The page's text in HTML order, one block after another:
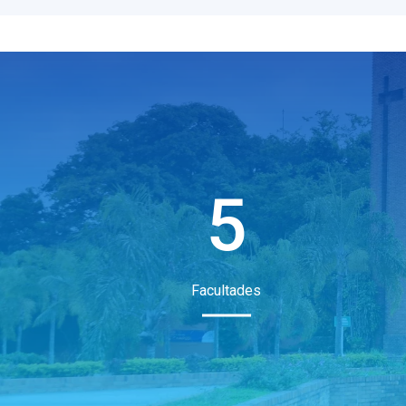
5
Facultades